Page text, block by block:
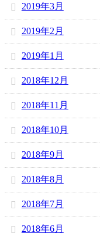
2019年3月
2019年2月
2019年1月
2018年12月
2018年11月
2018年10月
2018年9月
2018年8月
2018年7月
2018年6月